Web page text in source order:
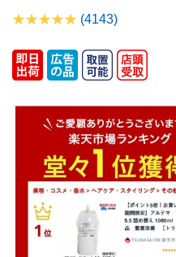
(4143)